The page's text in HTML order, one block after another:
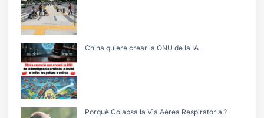
China quiere crear la ONU de la IA
Porquè Colapsa la Vìa Aèrea Respiratoria.?